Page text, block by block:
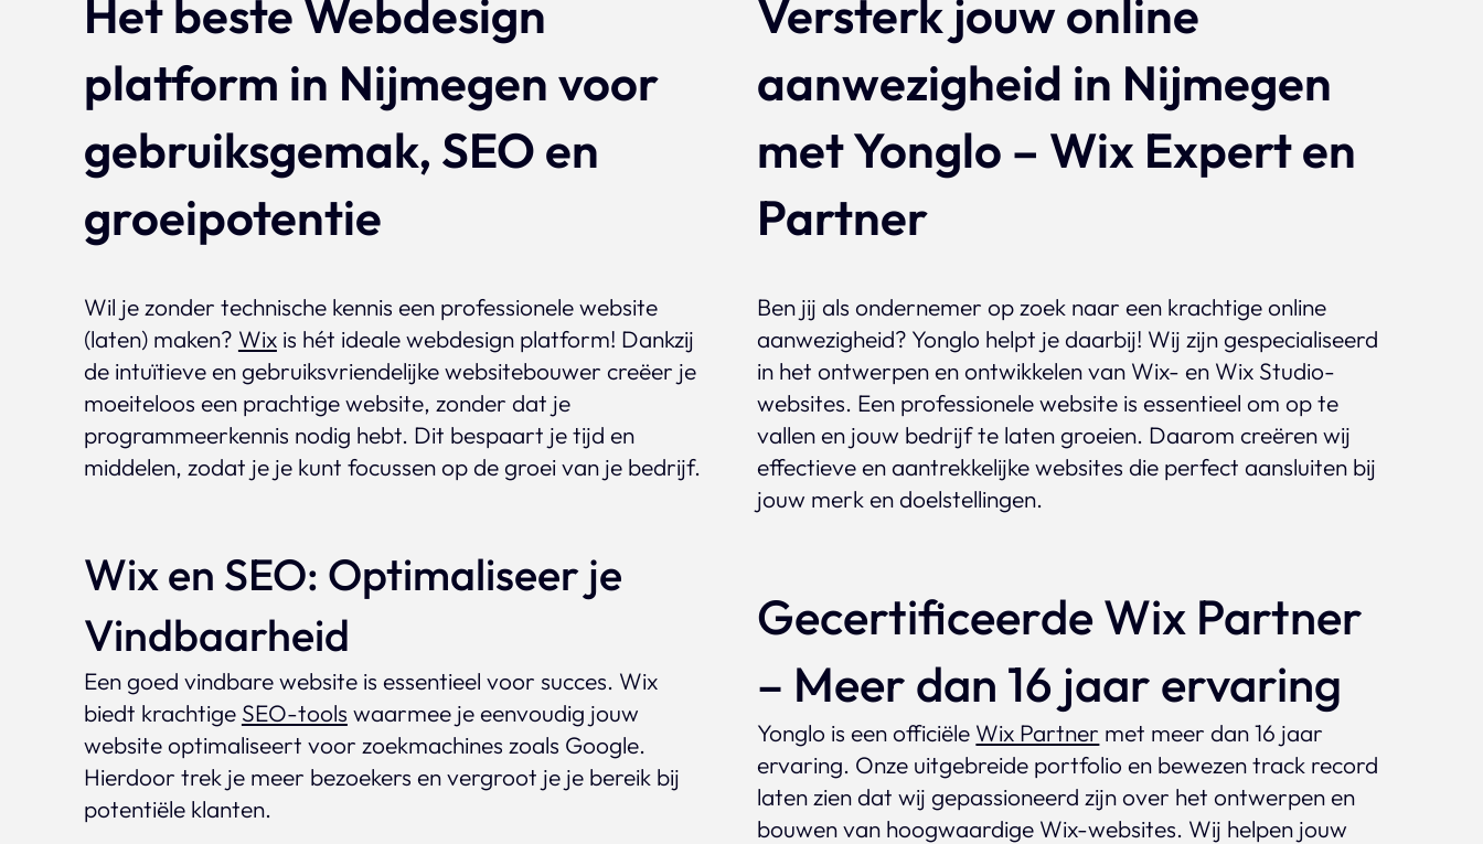
Het beste Webdesign
platform in Nijmegen voor
gebruiksgemak, SEO en
groeipotentie
Wil je zonder technische kennis een professionele website
(laten) maken? Wixis hét ideale webdesign platform! Dankzij
de intuïtieve en gebruiksvriendelijke websitebouwer creëer je
moeiteloos een prachtige website, zonder dat je
programmeerkennis nodig hebt. Dit bespaart je tijd en
middelen, zodat je je kunt focussen op de groei van je bedrijf.
Wix en SEO: Optimaliseer je
Vindbaarheid
Een goed vindbare website is essentieel voor succes. Wix
biedt krachtige SEO-tools waarmee je eenvoudig jouw
website optimaliseert voor zoekmachines zoals Google.
Hierdoor trek je meer bezoekers en vergroot je je bereik bij
potentiële klanten.
Versterk jouw online
aanwezigheid in Nijmegen
met Yonglo – Wix Expert en
Partner
Ben jij als ondernemer op zoek naar een krachtige online
aanwezigheid? Yonglo helpt je daarbij! Wij zijn gespecialiseerd
in het ontwerpen en ontwikkelen van Wix- en Wix Studio-
websites. Een professionele website is essentieel om op te
vallen en jouw bedrijf te laten groeien. Daarom creëren wij
effectieve en aantrekkelijke websites die perfect aansluiten bij
jouw merk en doelstellingen.
Gecertificeerde Wix Partner
– Meer dan 16 jaar ervaring
Yonglo is een officiële Wix Partner met meer dan 16 jaar
ervaring. Onze uitgebreide portfolio en bewezen track record
laten zien dat wij gepassioneerd zijn over het ontwerpen en
bouwen van hoogwaardige Wix-websites. Wij helpen jouw